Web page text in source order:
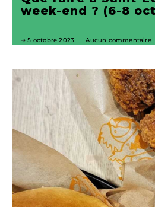
week-end ? (6-8
5 octobre 2023 Aucun commentaire